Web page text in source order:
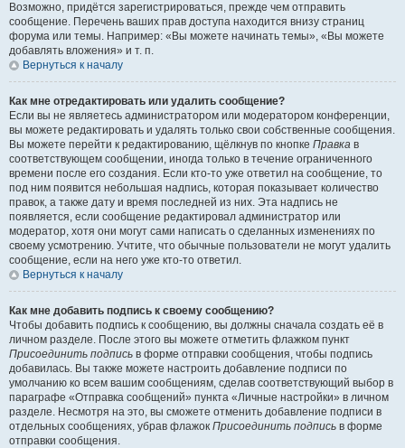
Возможно, придётся зарегистрироваться, прежде чем отправить
сообщение. Перечень ваших прав доступа находится внизу страниц
форума или темы. Например: «Вы можете начинать темы», «Вы можете
добавлять вложения» и т. п.
Вернуться к началу
Как мне отредактировать или удалить сообщение?
Если вы не являетесь администратором или модератором конференции,
вы можете редактировать и удалять только свои собственные сообщения.
Вы можете перейти к редактированию, щёлкнув по кнопке Правка в
соответствующем сообщении, иногда только в течение ограниченного
времени после его создания. Если кто-то уже ответил на сообщение, то
под ним появится небольшая надпись, которая показывает количество
правок, а также дату и время последней из них. Эта надпись не
появляется, если сообщение редактировал администратор или
модератор, хотя они могут сами написать о сделанных изменениях по
своему усмотрению. Учтите, что обычные пользователи не могут удалить
сообщение, если на него уже кто-то ответил.
Вернуться к началу
Как мне добавить подпись к своему сообщению?
Чтобы добавить подпись к сообщению, вы должны сначала создать её в
личном разделе. После этого вы можете отметить флажком пункт
Присоединить подпись в форме отправки сообщения, чтобы подпись
добавилась. Вы также можете настроить добавление подписи по
умолчанию ко всем вашим сообщениям, сделав соответствующий выбор в
параграфе «Отправка сообщений» пункта «Личные настройки» в личном
разделе. Несмотря на это, вы сможете отменить добавление подписи в
отдельных сообщениях, убрав флажок Присоединить подпись в форме
отправки сообщения.